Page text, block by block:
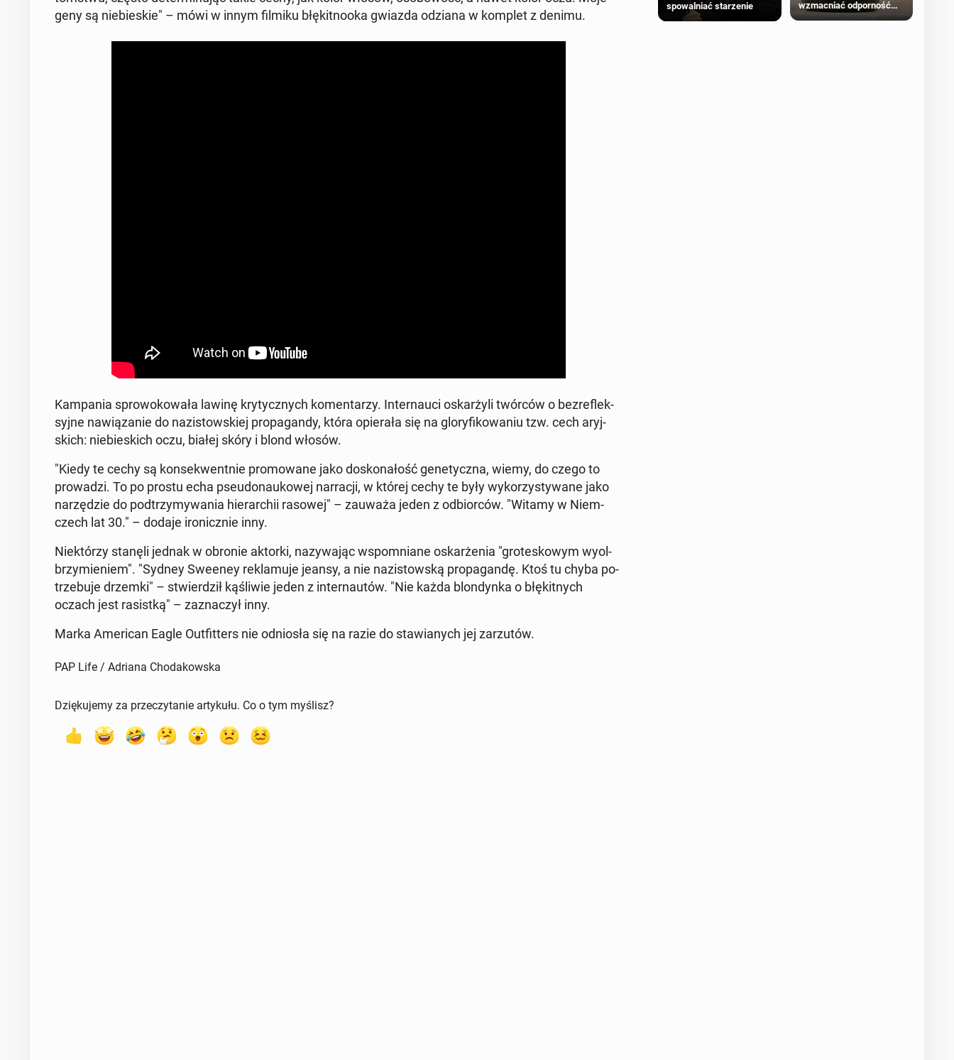
geny są nie­bie­skie" – mówi w innym filmiku błę­kit­no­oka gwiazda odziana w komplet z denimu.
Kam­pa­nia spro­wo­ko­wa­ła lawinę kry­tycz­nych ko­men­ta­rzy. In­ter­nau­ci oskar­ży­li twórców o bez­re­flek­
syj­ne na­wią­za­nie do na­zi­stow­skiej pro­pa­gan­dy, która opie­ra­ła się na glo­ry­fi­ko­wa­niu tzw. cech aryj­
skich: nie­bie­skich oczu, białej skóry i blond włosów.
"Kiedy te cechy są kon­se­kwent­nie pro­mo­wa­ne jako do­sko­na­łość ge­ne­tycz­na, wiemy, do czego to
pro­wa­dzi. To po prostu echa pseu­do­nau­ko­wej nar­ra­cji, w której cechy te były wy­ko­rzy­sty­wa­ne jako
na­rzę­dzie do pod­trzy­my­wa­nia hie­rar­chii rasowej" – zauważa jeden z od­bior­ców. "Witamy w Niem­
czech lat 30." – dodaje iro­nicz­nie inny.
Nie­któ­rzy stanęli jednak w obronie aktorki, na­zy­wa­jąc wspo­mnia­ne oskar­że­nia "gro­te­sko­wym wy­ol­
brzy­mie­niem". "Sydney Sweeney re­kla­mu­je jeansy, a nie na­zi­stow­ską pro­pa­gan­dę. Ktoś tu chyba po­
trze­bu­je drzemki" – stwier­dził ką­śli­wie jeden z in­ter­nau­tów. "Nie każda blon­dyn­ka o błę­kit­nych
oczach jest ra­sist­ką" – za­zna­czył inny.
Marka Ame­ri­can Eagle Out­fit­ters nie od­nio­sła się na razie do sta­wia­nych jej za­rzu­tów.
PAP Life / Adriana Chodakowska
Dziękujemy za przeczytanie artykułu. Co o tym myślisz?
spowalniać starzenie
wzmacniać odporność
przeciw nowotworom